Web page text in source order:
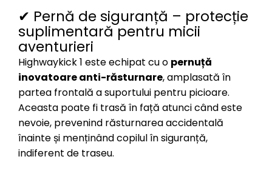
✔ Pernă de siguranță – protecție
suplimentară pentru micii
aventurieri
Highwaykick 1 este echipat cu o pernuță
inovatoare anti-răsturnare, amplasată în
partea frontală a suportului pentru picioare.
Aceasta poate fi trasă în față atunci când este
nevoie, prevenind răsturnarea accidentală
înainte și menținând copilul în siguranță,
indiferent de traseu.